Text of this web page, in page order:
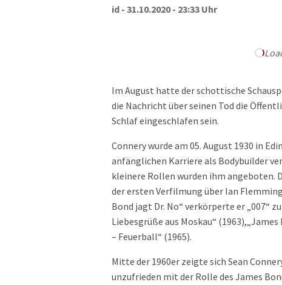
id - 31.10.2020 - 23:33 Uhr
Im August hatte der schottische
die Nachricht über seinen Tod die
Schlaf eingeschlafen sein.
Connery wurde am 05. August 1930 in
anfänglichen Karriere als Bodybuilder
kleinere Rollen wurden ihm angeboten.
der ersten Verfilmung über Ian
Bond jagt Dr. No“ verkörperte er „007“
Liebesgrüße aus Moskau“
– Feuerball“ (1965).
Mitte der 1960er zeigte sich Sean
unzufrieden mit der Rolle des James